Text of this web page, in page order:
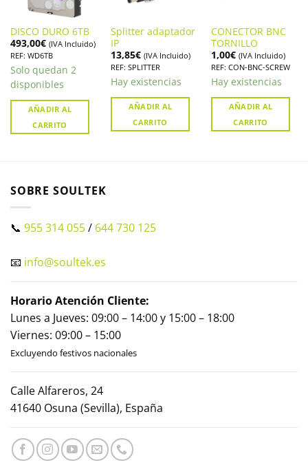
DISCO DURO 6TB
493,00€ (IVA Incluido)
REF: WD6TB
Solo quedan 2
disponibles
AÑADIR AL
CARRITO
Splitter adaptador
IP
13,85€ (IVA Incluido)
REF: SPLITTER
Hay existencias
AÑADIR AL
CARRITO
CONECTOR BNC
TORNILLO
1,00€ (IVA Incluido)
REF: CON-BNC-SCREW
Hay existencias
AÑADIR AL
CARRITO
SOBRE SOULTEK
📞 955 314 055/ 644 730 125
📧 info@soultek.es
Horario Atención Cliente:
Lunes a Jueves: 09:00 – 14:00 y 15:00 – 18:00
Viernes: 09:00 – 15:00
Excluyendo festivos nacionales
Calle Alfareros, 24
41640 Osuna (Sevilla), España